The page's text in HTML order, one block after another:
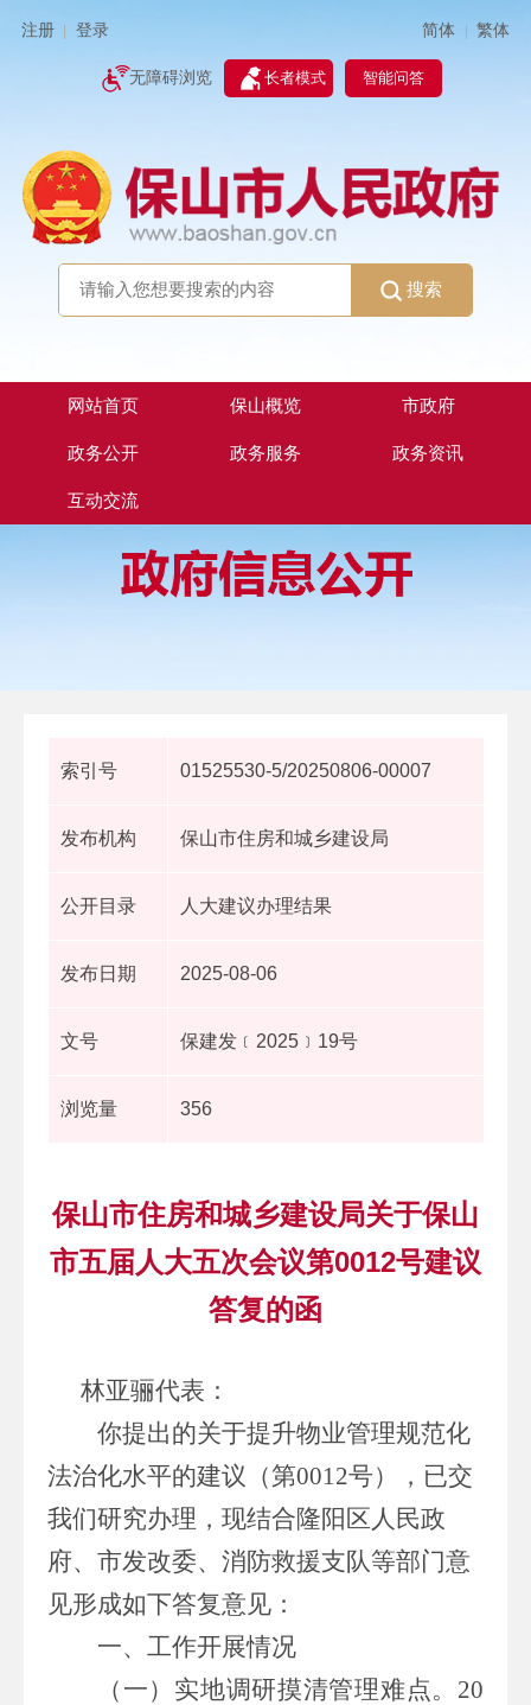
注册 登录 简体 | 繁体
无障碍浏览 长者模式 智能问答
搜索
网站首页 保山概览 市政府
政务公开 政务服务 政务资讯
互动交流
索引号 01525530-5/20250806-00007
发布机构 保山市住房和城乡建设局
公开目录 人大建议办理结果
发布日期 2025-08-06
文号 保建发﹝2025﹞19号
浏览量 356
保山市住房和城乡建设局关于保山
市五届人大五次会议第0012号建议
答复的函
林亚骊代表 ：
你提出的关于提升物业管理规范化
法治化水平的建议（第0012号），已交
我们研究办理，现结合隆阳区人民政
府、市发改委、消防救援支队等部门意
见形成如下答复意见：
一、 工作开展情况
（一）实地调研摸清管理难点。 20